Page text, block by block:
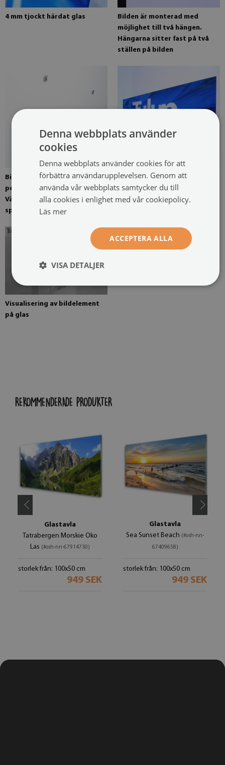
4 mm tjockt härdat glas
Bilden är monterad med
möjlighet till två hängen.
Hängarna sitter fast på två
ställen på bilden
Bild monterad med fyra
pendlar som tillval.
Väggmonterade
spegelpendlar
Bild klar för installation
Visualisering av bildelement
på glas
REKOMMENDERADE PRODUKTER
Glastavla
Tatrabergen Morskie Oko
Las (#osh-nn-67914730)
storlek från: 100x50 cm
949 SEK
Glastavla
Sea Sunset Beach (#osh-nn-
67409658)
storlek från: 100x50 cm
949 SEK
Denna webbplats använder
cookies
Denna webbplats använder cookies för att
förbättra användarupplevelsen. Genom att
använda vår webbplats samtycker du till
alla cookies i enlighet med vår cookiepolicy.
Läs mer
ACCEPTERA ALLA
VISA DETALJER